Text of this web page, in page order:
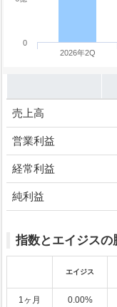
2026年2Q
0
売上高
営業利益
経常利益
純利益
指数とエイジスの
エイジス
1ヶ月 0.00%